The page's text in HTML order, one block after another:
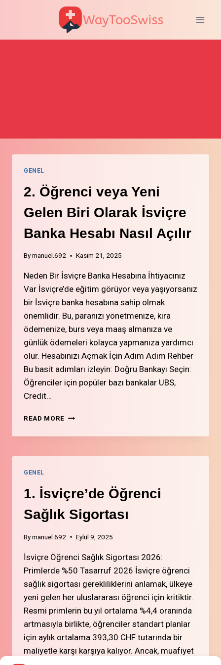
WayTooSwiss
GENEL
2. Öğrenci veya Yeni
Gelen Biri Olarak İsviçre
Banka Hesabı Nasıl Açılır
Bymanuel.692 Kasım 21, 2025
Neden Bir İsviçre Banka Hesabına İhtiyacınız
Var İsviçre’de eğitim görüyor veya yaşıyorsanız
bir İsviçre banka hesabına sahip olmak
önemlidir. Bu, paranızı yönetmenize, kira
ödemenize, burs veya maaş almanıza ve
günlük ödemeleri kolayca yapmanıza yardımcı
olur. Hesabınızı Açmak İçin Adım Adım Rehber
Bu basit adımları izleyin: Doğru Bankayı Seçin:
Öğrenciler için popüler bazı bankalar UBS,
Credit…
READ MORE 2.
VEYA
GELEN
İSVIÇRE
BANKA
HESABI
NASIL
GENEL
1. İsviçre’de Öğrenci
Sağlık Sigortası
Bymanuel.692 Eylül 9, 2025
İsviçre Öğrenci Sağlık Sigortası 2026:
Primlerde %50 Tasarruf 2026 İsviçre öğrenci
sağlık sigortası gerekliliklerini anlamak, ülkeye
yeni gelen her uluslararası öğrenci için kritiktir.
Resmi primlerin bu yıl ortalama %4,4 oranında
artmasıyla birlikte, öğrenciler standart planlar
için aylık ortalama 393,30 CHF tutarında bir
maliyetle karşı karşıya kalıyor. Ancak, muafiyet